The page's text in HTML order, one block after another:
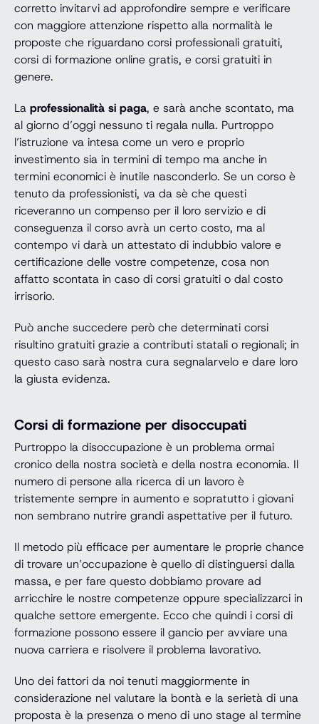
corretto invitarvi ad approfondire sempre e verificare
con maggiore attenzione rispetto alla normalità le
proposte che riguardano corsi professionali gratuiti,
corsi di formazione online gratis, e corsi gratuiti in
genere.
La professionalità si paga, e sarà anche scontato, ma
al giorno d’oggi nessuno ti regala nulla. Purtroppo
l’istruzione va intesa come un vero e proprio
investimento sia in termini di tempo ma anche in
termini economici è inutile nasconderlo. Se un corso è
tenuto da professionisti, va da sè che questi
riceveranno un compenso per il loro servizio e di
conseguenza il corso avrà un certo costo, ma al
contempo vi darà un attestato di indubbio valore e
certificazione delle vostre competenze, cosa non
affatto scontata in caso di corsi gratuiti o dal costo
irrisorio.
Può anche succedere però che determinati corsi
risultino gratuiti grazie a contributi statali o regionali; in
questo caso sarà nostra cura segnalarvelo e dare loro
la giusta evidenza.
Corsi di formazione per disoccupati
Purtroppo la disoccupazione è un problema ormai
cronico della nostra società e della nostra economia. Il
numero di persone alla ricerca di un lavoro è
tristemente sempre in aumento e sopratutto i giovani
non sembrano nutrire grandi aspettative per il futuro.
Il metodo più efficace per aumentare le proprie chance
di trovare un’occupazione è quello di distinguersi dalla
massa, e per fare questo dobbiamo provare ad
arricchire le nostre competenze oppure specializzarci in
qualche settore emergente. Ecco che quindi i corsi di
formazione possono essere il gancio per avviare una
nuova carriera e risolvere il problema lavorativo.
Uno dei fattori da noi tenuti maggiormente in
considerazione nel valutare la bontà e la serietà di una
proposta è la presenza o meno di uno stage al termine